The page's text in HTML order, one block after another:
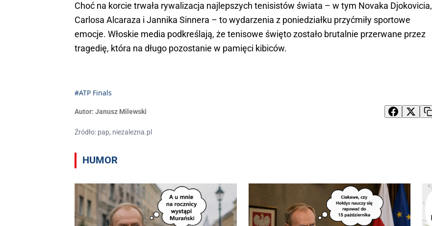
Choć na korcie trwała rywalizacja najlepszych tenisistów świata – w tym Novaka Djokovicia,
Carlosa Alcaraza i Jannika Sinnera – to wydarzenia z poniedziałku przyćmiły sportowe
emocje. Włoskie media podkreślają, że tenisowe święto zostało brutalnie przerwane przez
tragedię, która na długo pozostanie w pamięci kibiców.
#ATP Finals
Autor: Janusz Milewski
Źródło: pap, niezalezna.pl
HUMOR